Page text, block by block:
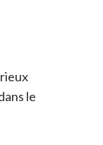
le